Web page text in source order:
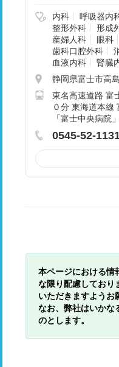
内科 呼吸器内
整形外科
形成
産婦人科
眼科
歯科口腔外科
血液内科
腎臓
静岡県富士市高
東名高速道路 富
０分 東海道本線
「富士中央病院
0545-52-
本ページにおける情
な限り配慮しており
いただきますようお
なお、弊社はいかな
のとします。